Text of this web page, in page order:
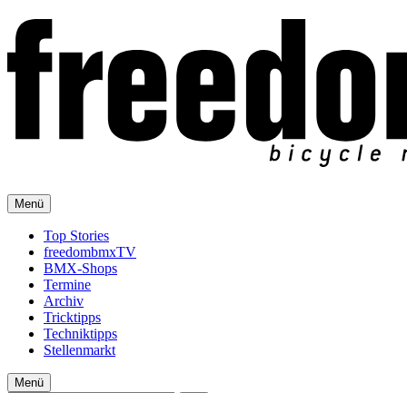
Menü
Top Stories
freedombmxTV
BMX-Shops
Termine
Archiv
Tricktipps
Techniktipps
Stellenmarkt
Menü